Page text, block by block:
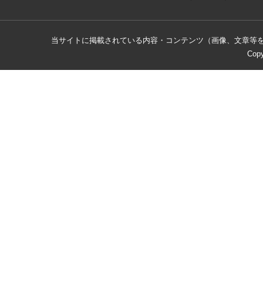
当サイトに掲載されている内容・コンテンツ（画像、文章